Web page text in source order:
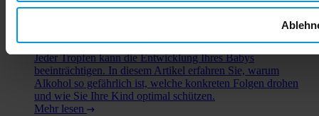
unterschiedliche Meinungen. Manche behaupten, geringe
Mengen seien unbedenklich, andere warnen vor jeglichem
Konsum. Die medizinische Faktenlage ist eindeutig: Es gibt
keine sichere Menge Alkohol während der Schwangerschaft.
Jeder Tropfen kann die Entwicklung Ihres Babys
beeinträchtigen. In diesem Artikel erfahren Sie, warum
Alkohol so gefährlich ist, welche konkreten Folgen drohen
und wie Sie Ihre Kind optimal schützen.
Mehr lesen